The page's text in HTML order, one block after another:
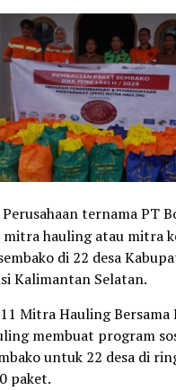
ternama PT
mitra hauling atau mitra
di 22 desa
Kalimantan Selatan.
Mitra Hauling
membuat program
untuk 22 desa di
paket.